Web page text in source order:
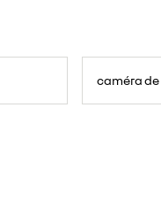
caméra de